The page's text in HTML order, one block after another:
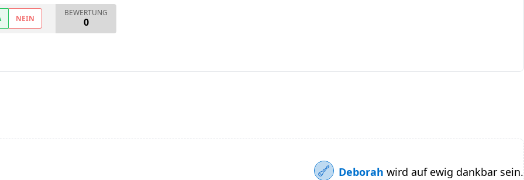
NEIN
BEWERTUNG
0
Deborah wird auf ewig dankbar sein.